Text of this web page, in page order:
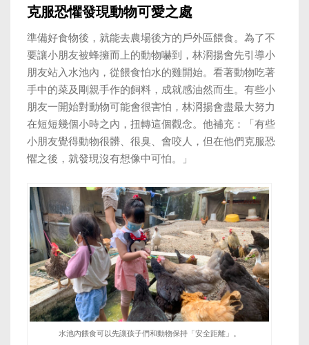
克服恐懼發現動物可愛之處
準備好食物後，就能去農場後方的戶外區餵食。為了不
要讓小朋友被蜂擁而上的動物嚇到，林浻揚會先引導小
朋友站入水池內，從餵食怕水的雞開始。看著動物吃著
手中的菜及剛親手作的飼料，成就感油然而生。有些小
朋友一開始對動物可能會很害怕，林浻揚會盡最大努力
在短短幾個小時之內，扭轉這個觀念。他補充：「有些
小朋友覺得動物很髒、很臭、會咬人，但在他們克服恐
懼之後，就發現沒有想像中可怕。」
水池內餵食可以先讓孩子們和動物保持「安全距離」。